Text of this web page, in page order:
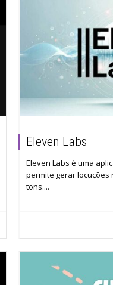
Eleven Labs
Eleven Labs é uma
permite gerar locuções
tons....